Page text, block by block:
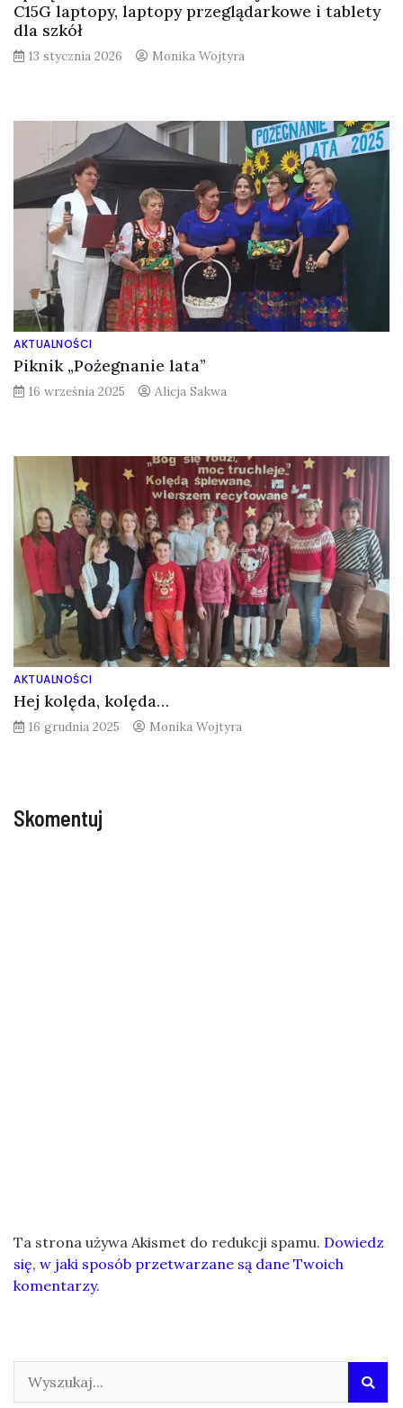
C15G laptopy, laptopy przeglądarkowe i tablety
dla szkół
13 stycznia 2026 Monika Wojtyra
AKTUALNOŚCI
Piknik „Pożegnanie lata”
16 września 2025 Alicja Sakwa
AKTUALNOŚCI
Hej kolęda, kolęda…
16 grudnia 2025 Monika Wojtyra
Skomentuj
Ta strona używa Akismet do redukcji spamu. Dowiedz
się, w jaki sposób przetwarzane są dane Twoich
komentarzy.